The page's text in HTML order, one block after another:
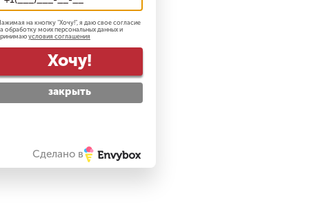
на кнопку "Хочу!", я даю свое согласие
обработку моих персональных данных и
условия соглашения
Хочу!
закрыть
Сделано в